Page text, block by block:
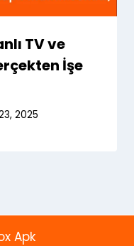
TV ve
İşe
2025
Apk